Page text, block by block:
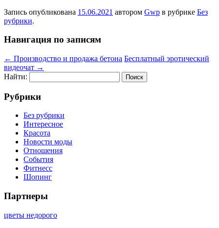
Запись опубликована 15.06.2021 автором Gwp в рубрике Без
рубрики.
Навигация по записям
← Производство и продажа бетона Бесплатный эротический
видеочат →
Найти:
Рубрики
Без рубрики
Интересное
Красота
Новости моды
Отношения
События
Фитнесс
Шопинг
Партнеры
цветы недорого